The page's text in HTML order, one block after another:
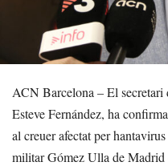
ACN Barcelona – El secretari
Esteve Fernández, ha
al creuer afectat per
militar Gómez Ulla de Madrid